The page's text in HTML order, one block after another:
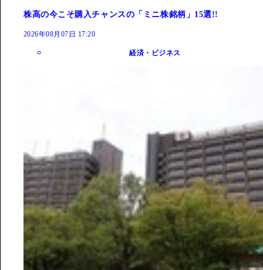
株高の今こそ購入チャンスの「ミニ株銘柄」15選!!
2026年08月07日 17:20
経済・ビジネス